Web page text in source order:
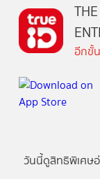
อีกขั้
วันนี้ดูสิทธิพิเศษ